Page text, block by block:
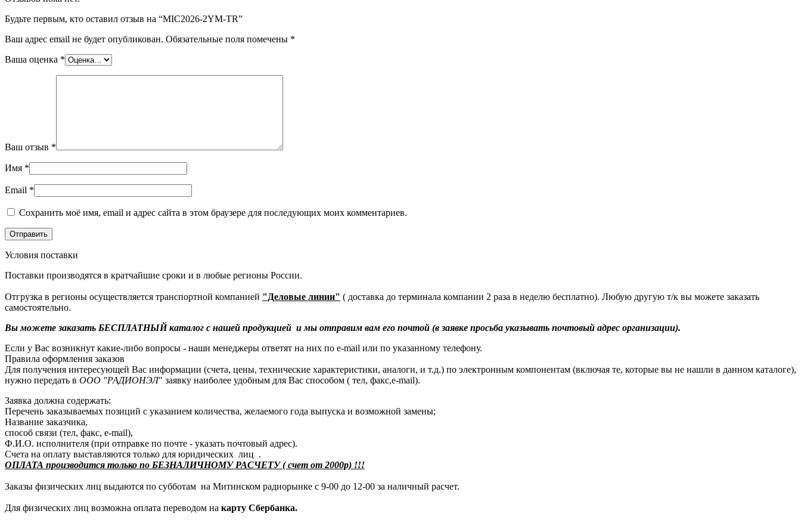
Будьте первым, кто оставил отзыв на “MIC2026-2YM-TR”
Ваш адрес email не будет опубликован. Обязательные поля помечены *
Ваша оценка *
Ваш отзыв *
Имя *
Email *
Сохранить моё имя, email и адрес сайта в этом браузере для последующих моих комментариев.
Условия поставки
Поставки производятся в кратчайшие сроки и в любые регионы России.
Отгрузка в регионы осуществляется транспортной компанией "Деловые линии" ( доставка до терминала компании 2 раза в неделю бесплатно). Любую другую т/к вы можете заказать
самостоятельно.
Вы можете заказать БЕСПЛАТНЫЙ каталог с нашей продукцией и мы отправим вам его почтой (в заявке просьба указывать почтовый адрес организации).
Если у Вас возникнут какие-либо вопросы - наши менеджеры ответят на них по e-mail или по указанному телефону.
Правила оформления заказов
Для получения интересующей Вас информации (счета, цены, технические характеристики, аналоги, и т.д.) по электронным компонентам (включая те, которые вы не нашли в данном каталоге),
нужно передать в ООО "РАДИОНЭЛ" заявку наиболее удобным для Вас способом ( тел, факс,e-mail).
Заявка должна содержать:
Перечень заказываемых позиций с указанием количества, желаемого года выпуска и возможной замены;
Название заказчика,
способ связи (тел, факс, e-mail),
Ф.И.О. исполнителя (при отправке по почте - указать почтовый адрес).
Счета на оплату выставляются только для юридических лиц .
ОПЛАТА производится только по БЕЗНАЛИЧНОМУ РАСЧЕТУ ( счет от 2000р) !!!
Заказы физических лиц выдаются по субботам на Митинском радиорынке с 9-00 до 12-00 за наличный расчет.
Для физических лиц возможна оплата переводом на карту Сбербанка.